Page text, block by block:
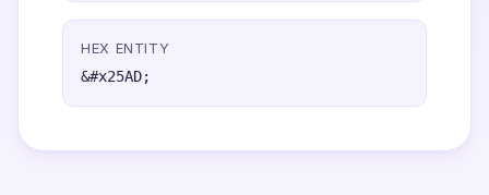
HEX ENTITY
&#x25AD;